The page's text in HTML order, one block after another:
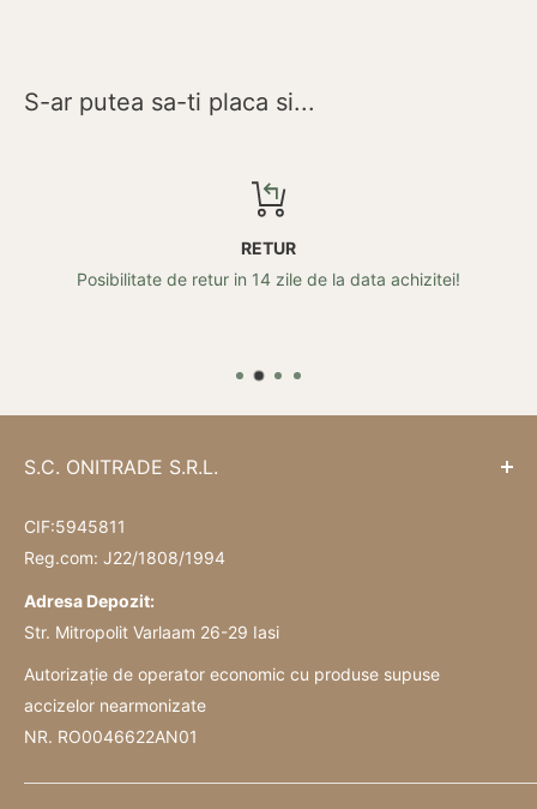
S-ar putea sa-ti placa si...
RETUR
Posibilitate de retur in 14 zile de la data achizitei!
S.C. ONITRADE S.R.L.
CIF:5945811
Reg.com: J22/1808/1994
Adresa Depozit:
Str. Mitropolit Varlaam 26-29 Iasi
Autorizație de operator economic cu produse supuse
accizelor nearmonizate
NR. RO0046622AN01